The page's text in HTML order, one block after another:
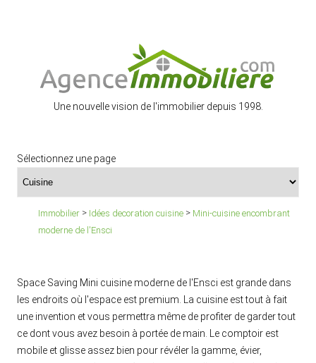
Une nouvelle vision de l'immobilier depuis 1998.
Sélectionnez une page
Immobilier > Idées decoration cuisine > Mini-cuisine encombrant
moderne de l'Ensci
Space Saving Mini cuisine moderne de l'Ensci est grande dans
les endroits où l'espace est premium. La cuisine est tout à fait
une invention et vous permettra même de profiter de garder tout
ce dont vous avez besoin à portée de main. Le comptoir est
mobile et glisse assez bien pour révéler la gamme, évier,